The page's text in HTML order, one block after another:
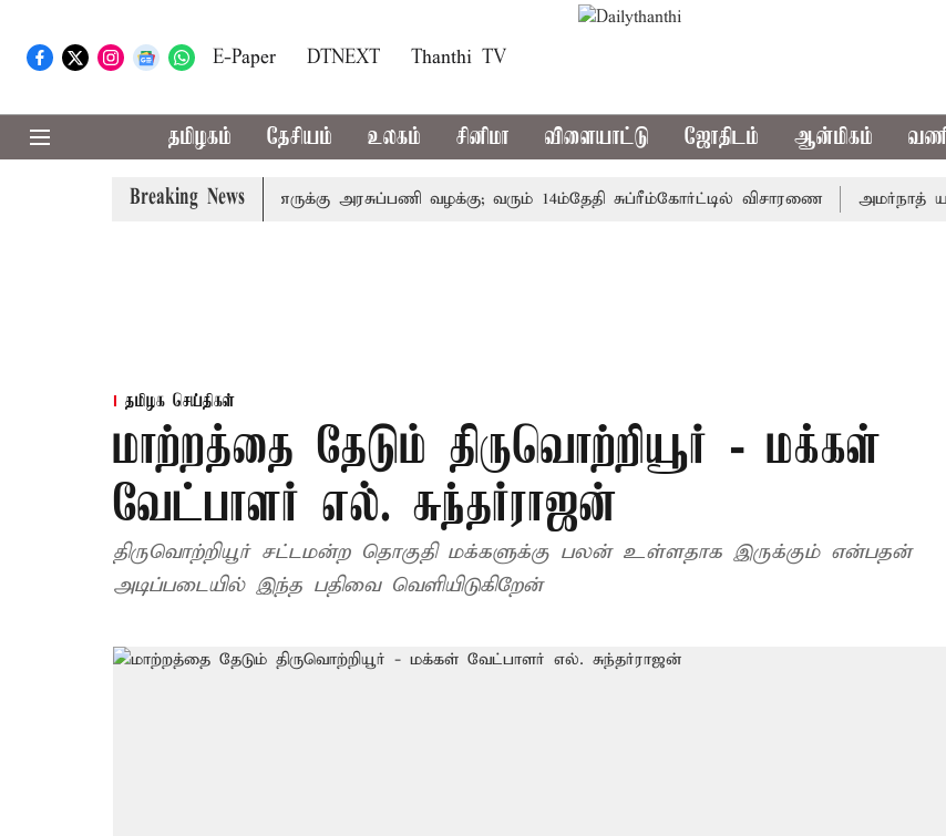
E-Paper DTNEXT Thanthi TV
தமிழகம் தேசியம் உலகம் சினிமா விளையாட்டு ஜோதிடம் ஆன்மிகம்
Breaking News
இறந்தோரின் குடும்பத்தினருக்கு அரசுப்பணி வழக்கு; வரும் 14ம்தேதி சுப்ரீம்கோர்ட்டில் விசாரணை அமர்நாத்
தமிழக செய்திகள்
மாற்றத்தை தேடும் திருவொற்றியூர் - மக்கள்
வேட்பாளர் எல். சுந்தர்ராஜன்
திருவொற்றியூர் சட்டமன்ற தொகுதி மக்களுக்கு பலன் உள்ளதாக இருக்கும் என்பதன்
அடிப்படையில் இந்த பதிவை வெளியிடுகிறேன்